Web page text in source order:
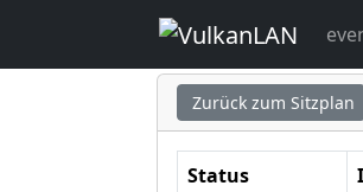
Sitzplatz
Zurück zum Sitzplan
Status